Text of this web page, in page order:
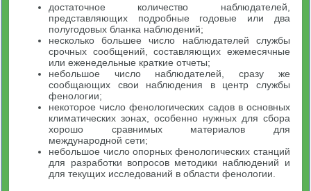
достаточное количество наблюдателей,
представляющих подробные годовые или два
полугодовых бланка наблюдений;
несколько большее число наблюдателей службы
срочных сообщений, составляющих ежемесячные
или еженедельные краткие отчеты;
небольшое число наблюдателей, сразу же
сообщающих свои наблюдения в центр службы
фенологии;
некоторое число фенологических садов в основных
климатических зонах, особенно нужных для сбора
хорошо сравнимых материалов для
международной сети;
небольшое число опорных фенологических станций
для разработки вопросов методики наблюдений и
для текущих исследований в области фенологии.